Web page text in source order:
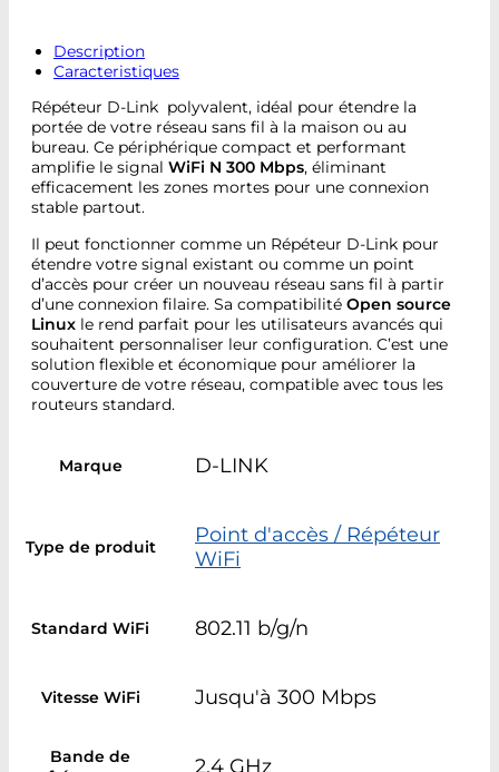
Description
Caracteristiques
Répéteur D-Link polyvalent, idéal pour étendre la
portée de votre réseau sans fil à la maison ou au
bureau. Ce périphérique compact et performant
amplifie le signal WiFi N 300 Mbps, éliminant
efficacement les zones mortes pour une connexion
stable partout.
Il peut fonctionner comme un Répéteur D-Link pour
étendre votre signal existant ou comme un point
d’accès pour créer un nouveau réseau sans fil à partir
d’une connexion filaire. Sa compatibilité Open source
Linux le rend parfait pour les utilisateurs avancés qui
souhaitent personnaliser leur configuration. C’est une
solution flexible et économique pour améliorer la
couverture de votre réseau, compatible avec tous les
routeurs standard.
Marque D-LINK
Type de produit
Point d'accès / Répéteur
WiFi
Standard WiFi 802.11 b/g/n
Vitesse WiFi Jusqu'à 300 Mbps
Bande de
2.4 GHz